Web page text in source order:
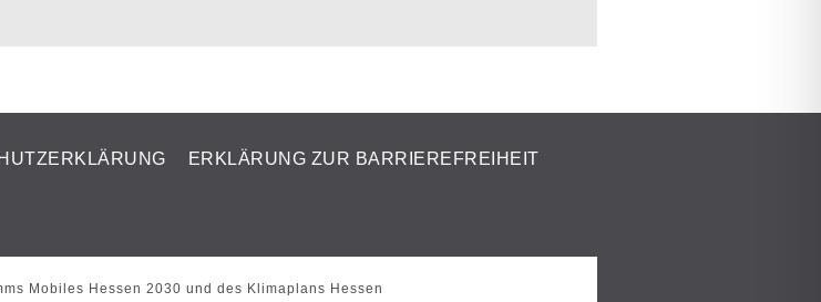
ERKLÄRUNG ZUR BARRIEREFREIHEIT
Mobiles Hessen 2030 und des Klimaplans Hessen